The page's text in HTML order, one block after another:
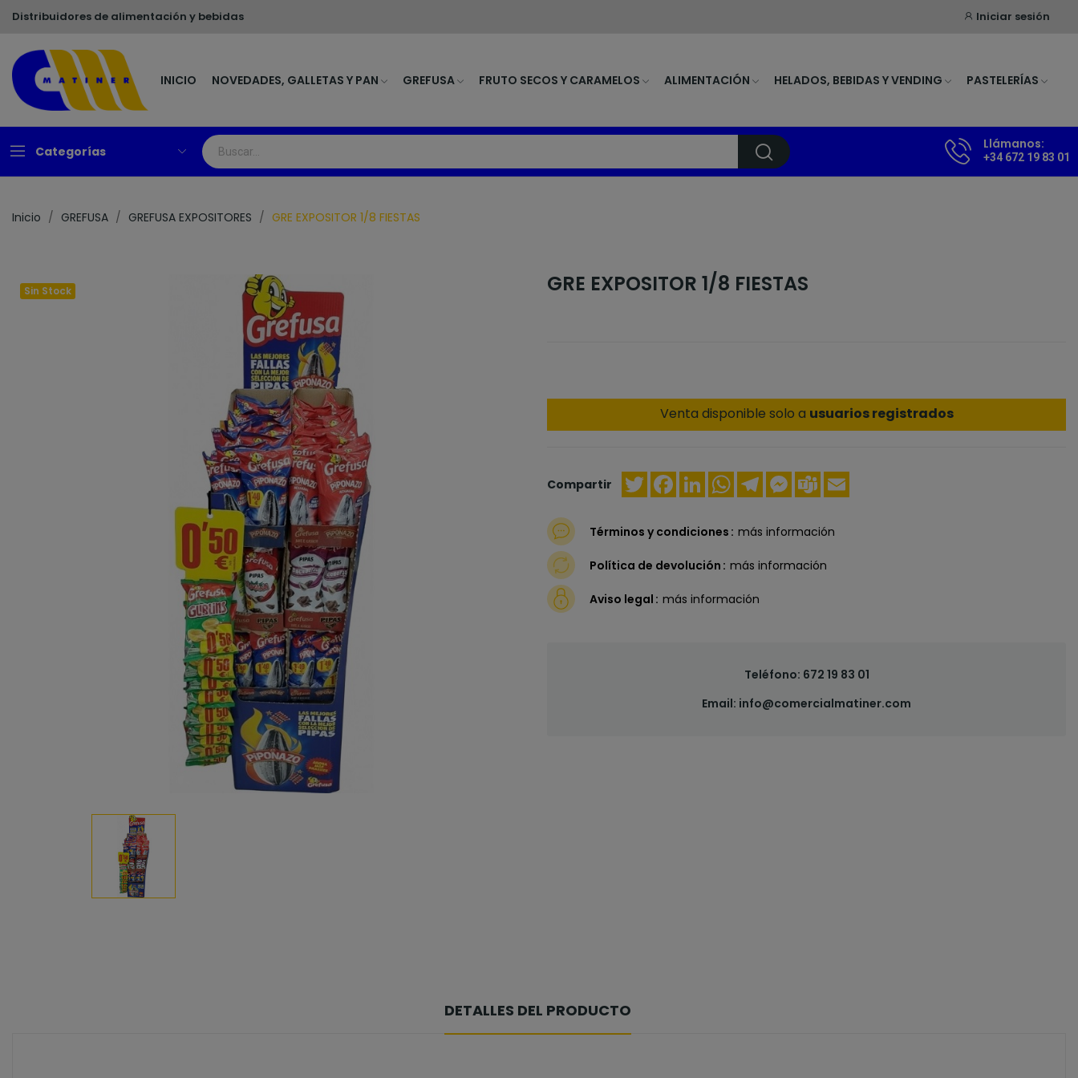
Distribuidores de alimentación y bebidas Iniciar sesión
INICIO NOVEDADES, GALLETAS Y PAN GREFUSA FRUTO SECOS Y CARAMELOS ALIMENTACIÓN HELADOS, BEBIDAS Y VENDING PASTELERÍAS
Categorías Llámanos:
+34 672 19 83 01
Inicio GREFUSA GREFUSA EXPOSITORES GRE EXPOSITOR 1/8 FIESTAS
Sin Stock GRE EXPOSITOR 1/8 FIESTAS
Venta disponible solo a usuarios registrados
Compartir TwitterFacebookLinkedInWhatsAppTelegramMessenger
Teams
Términos y condiciones más información
Política de devolución más información
Aviso legal más información
Teléfono: 672 19 83 01
Email: info@comercialmatiner.com
DETALLES DEL PRODUCTO